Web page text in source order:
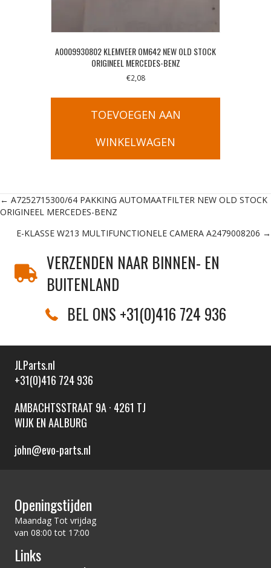
A0009930802 KLEMVEER OM642 NEW OLD STOCK
ORIGINEEL MERCEDES-BENZ
€2,08
TOEVOEGEN AAN
WINKELWAGEN
Posts
navigation
← A7252715300/64 PAKKING AUTOMAATFILTER NEW OLD STOCK
ORIGINEEL MERCEDES-BENZ
E-KLASSE W213 MULTIFUNCTIONELE CAMERA A2479008206 →
VERZENDEN NAAR BINNEN- EN
BUITENLAND
BEL ONS +31(0)416 724 936
JLParts.nl
+31(0)416 724 936
AMBACHTSSTRAAT 9A · 4261 TJ
WIJK EN AALBURG
john@evo-parts.nl
Openingstijden
Maandag Tot vrijdag
van 08:00 tot 17:00
Links